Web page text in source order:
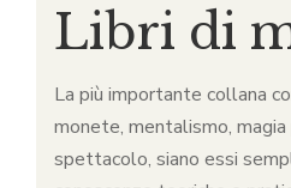
Libri di
La più importante collana
monete, mentalismo,
spettacolo, siano essi